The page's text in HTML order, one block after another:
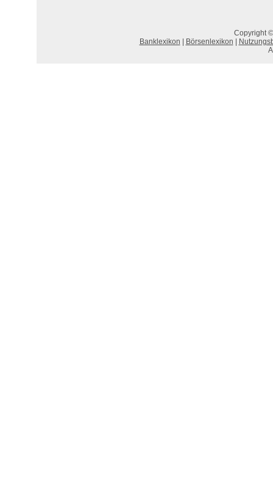
Copyright
Banklexikon
Börsenlexikon